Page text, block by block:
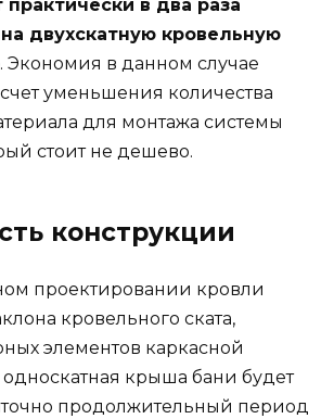
практически в два раза
двухскатную кровельную
. Экономия в данном случае
счет уменьшения количества
для монтажа системы
стоит не дешево.
конструкции
проектировании кровли
кровельного ската,
элементов каркасной
крыша бани будет
продолжительный период